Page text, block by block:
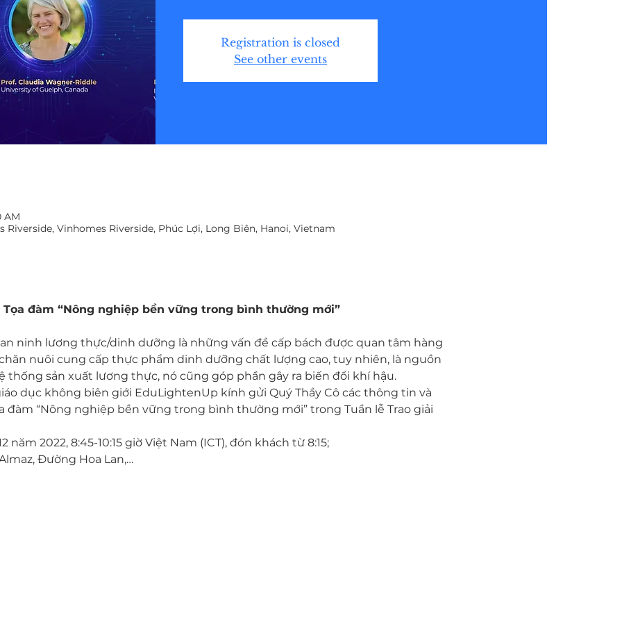
Registration is closed
See other events
AM
Vinhomes Riverside, Phúc Lợi, Long Biên, Hanoi, Vietnam
Tọa đàm “Nông nghiệp bền vững trong bình thường mới”
ninh lương thực/dinh dưỡng là những vấn đề cấp bách được quan tâm hàng
nuôi cung cấp thực phẩm dinh dưỡng chất lượng cao, tuy nhiên, là nguồn
thống sản xuất lương thực, nó cũng góp phần gây ra biến đổi khí hậu.
dục không biên giới EduLightenUp kính gửi Quý Thầy Cô các thông tin và
đàm “Nông nghiệp bền vững trong bình thường mới” trong Tuần lễ Trao giải
năm 2022, 8:45-10:15 giờ Việt Nam (ICT), đón khách từ 8:15;
Đường Hoa Lan,…